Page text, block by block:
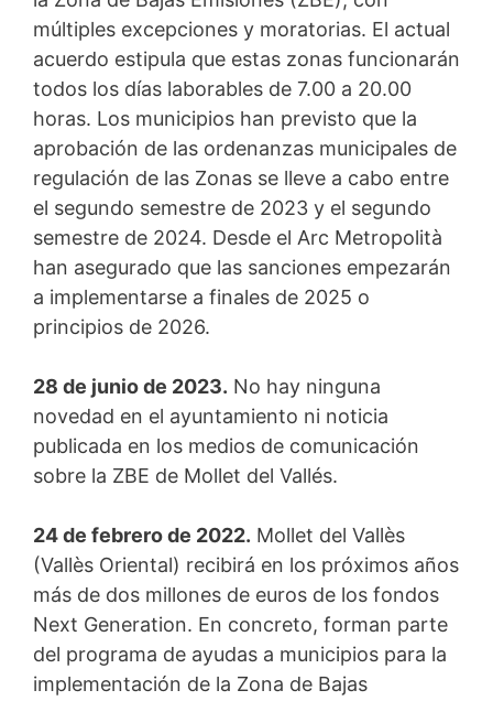
múltiples excepciones y moratorias. El actual
acuerdo estipula que estas zonas funcionarán
todos los días laborables de 7.00 a 20.00
horas. Los municipios han previsto que la
aprobación de las ordenanzas municipales de
regulación de las Zonas se lleve a cabo entre
el segundo semestre de 2023 y el segundo
semestre de 2024. Desde el Arc Metropolità
han asegurado que las sanciones empezarán
a implementarse a finales de 2025 o
principios de 2026.
28 de junio de 2023. No hay ninguna
novedad en el ayuntamiento ni noticia
publicada en los medios de comunicación
sobre la ZBE de Mollet del Vallés.
24 de febrero de 2022. Mollet del Vallès
(Vallès Oriental) recibirá en los próximos años
más de dos millones de euros de los fondos
Next Generation. En concreto, forman parte
del programa de ayudas a municipios para la
implementación de la Zona de Bajas